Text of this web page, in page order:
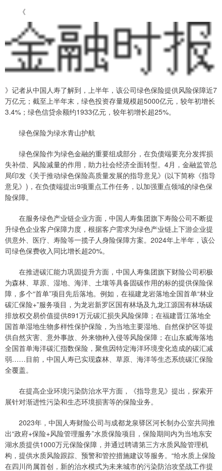
《
》记者从中国人寿了解到，上半年，该公司绿色保险提供风险保障近7
万亿元；截至上半年末，绿色投资存量规模超5000亿元，较年初增长
3.4%；绿色信贷余额约1933亿元，较年初增长超25%。
绿色保险为绿水青山护航
绿色保险作为绿色金融的重要组成部分，在负债端要充分发挥损
失补偿、风险减量的作用，助力社会经济全面转型。4月，金融监管总
局印发《关于推动绿色保险高质量发展的指导意见》(以下简称《指导
意见》)，在负债端提出9项重点工作任务，以加强重点领域的绿色保
险保障。
在服务绿色产业链企业方面，中国人寿集团旗下寿险公司不断提
升绿色企业客户保障力度，根据客户需求为绿色产业链上下游企业提
供意外、医疗、寿险等一揽子人身险保障方案。2024年上半年，该公
司绿色保费收入同比增长超20%。
在推进碳汇能力巩固提升方面，中国人寿集团旗下财险公司积极
为森林、草原、湿地、海洋、土壤等具备固碳作用的标的提供保险保
障，多个“首单”项目先后落地。例如，在福建龙岩落地全国首单“林业
碳汇保险+”服务项目，为龙岩新罗区国有林场及九龙江源国有林场碳
排放权交易价值提供891万元碳汇损失风险保障；在福建晋江落地全
国首单湿地生物多样性保护保险，为当地主要湿地、自然保护区等提
供自然灾害、意外事故、外来物种入侵等风险保障；在山东威海落地
全国首单海洋碳汇指数保险，聚焦因特定海洋环境变化造成的碳汇减
弱……目前，中国人寿已实现森林、草原、海洋等生态系统碳汇保险
全覆盖。
在提高企业环境污染防治水平方面，《指导意见》提出，探索开
展针对渐进性污染和生态环境损害等的保险业务。
2023年，中国人寿财险公司与成都龙泉驿区河长制办公室共同推
出“政府+保险+风险管理服务”水质保险项目，保险期间内为当地东安
湖水质提供1000万元保险保障，并通过聘请第三方水质风险管理机
构，提供水质风险跟踪、预警和管控措施建议等服务。“给水质上保险
在四川尚属首创，新的治水模式为未来城市的污染防治攻坚战工作提